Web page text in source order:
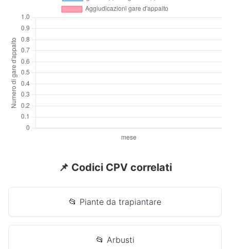
📌 Codici CPV correlati
📂 Piante da trapiantare
📂 Arbusti